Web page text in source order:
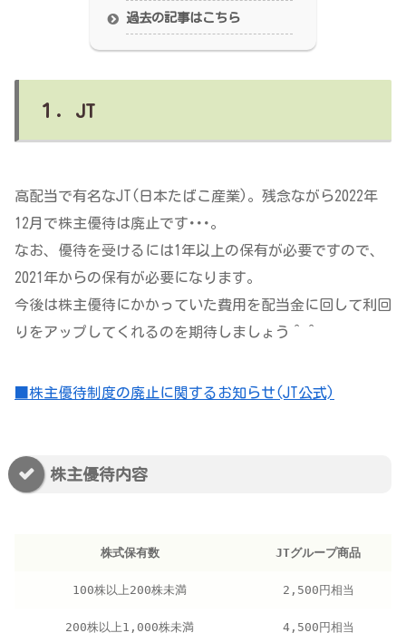
過去の記事はこちら
１．JT
高配当で有名なJT(日本たばこ産業)。残念ながら2022年
12月で株主優待は廃止です･･･。
なお、優待を受けるには1年以上の保有が必要ですので、
2021年からの保有が必要になります。
今後は株主優待にかかっていた費用を配当金に回して利回
りをアップしてくれるのを期待しましょう＾＾
■株主優待制度の廃止に関するお知らせ(JT公式)
株主優待内容
株式保有数 JTグループ商品
100株以上200株未満 2,500円相当
200株以上1,000株未満 4,500円相当